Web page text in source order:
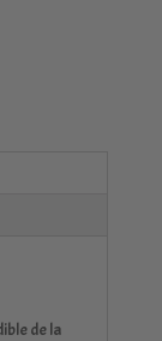
de la